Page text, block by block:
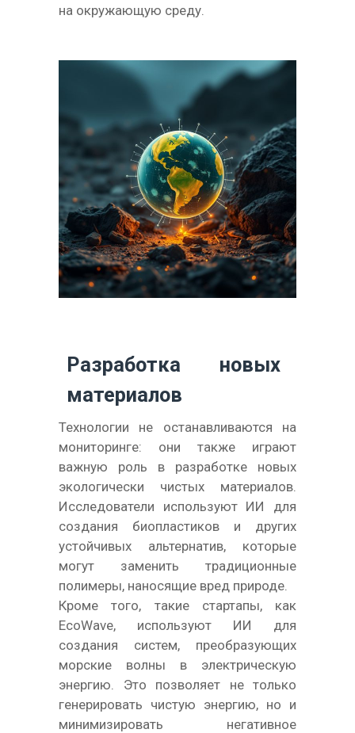
на окружающую среду.
Разработка новых
материалов
Технологии не останавливаются на
мониторинге: они также играют
важную роль в разработке новых
экологически чистых материалов.
Исследователи используют ИИ для
создания биопластиков и других
устойчивых альтернатив, которые
могут заменить традиционные
полимеры, наносящие вред природе.
Кроме того, такие стартапы, как
EcoWave, используют ИИ для
создания систем, преобразующих
морские волны в электрическую
энергию. Это позволяет не только
генерировать чистую энергию, но и
минимизировать негативное